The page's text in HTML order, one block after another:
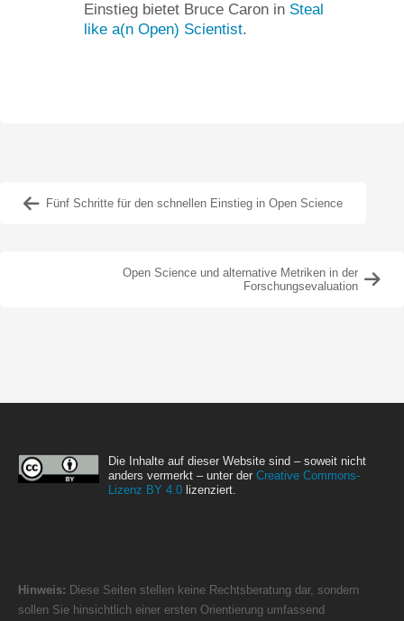
Einstieg bietet Bruce Caron in Steal
like a(n Open) Scientist.
Fünf Schritte für den schnellen Einstieg in Open Science
Open Science und alternative Metriken in der
Forschungsevaluation
Die Inhalte auf dieser Website sind – soweit nicht
anders vermerkt – unter der Creative Commons-
Lizenz BY 4.0 lizenziert.
Hinweis: Diese Seiten stellen keine Rechtsberatung dar, sondern
sollen Sie hinsichtlich einer ersten Orientierung umfassend